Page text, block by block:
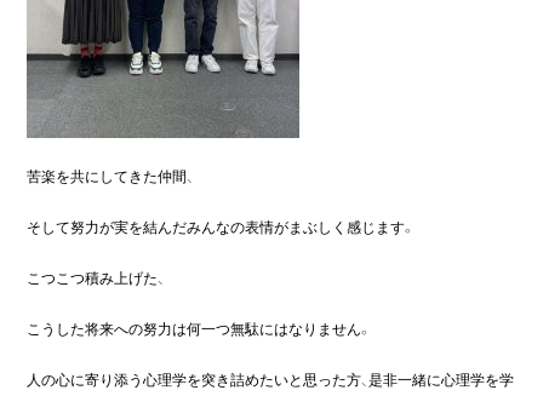
苦楽を共にしてきた仲間、
そして努力が実を結んだみんなの表情がまぶしく感じます。
こつこつ積み上げた、
こうした将来への努力は何一つ無駄にはなりません。
人の心に寄り添う心理学を突き詰めたいと思った方、是非一緒に心理学を学